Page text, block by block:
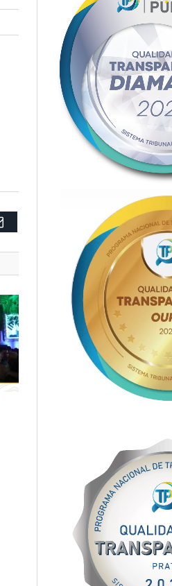
Email